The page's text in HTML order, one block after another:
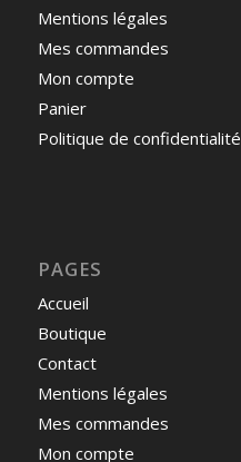
Mentions légales
Mes commandes
Mon compte
Panier
Politique de confidentialité
PAGES
Accueil
Boutique
Contact
Mentions légales
Mes commandes
Mon compte